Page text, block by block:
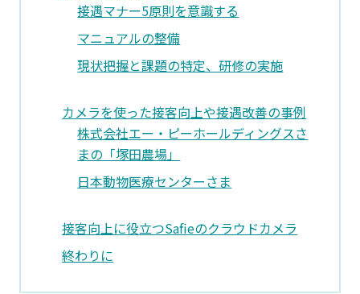
接遇マナー5原則を意識する
マニュアルの整備
現状把握と課題の特定、研修の実施
カメラを使った接客向上や接遇改善の事例
株式会社エー・ピーホールディングスさ
まの「塚田農場」
日本動物医療センターさま
接客向上に役立つSafieのクラウドカメラ
終わりに